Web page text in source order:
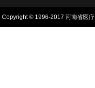
Copyright © 1996-2017 河南省医